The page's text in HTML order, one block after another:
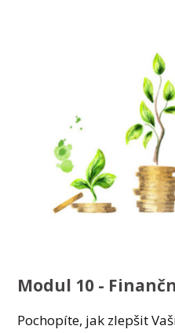
Modul 10 -
Pochopíte, jak zlepšit